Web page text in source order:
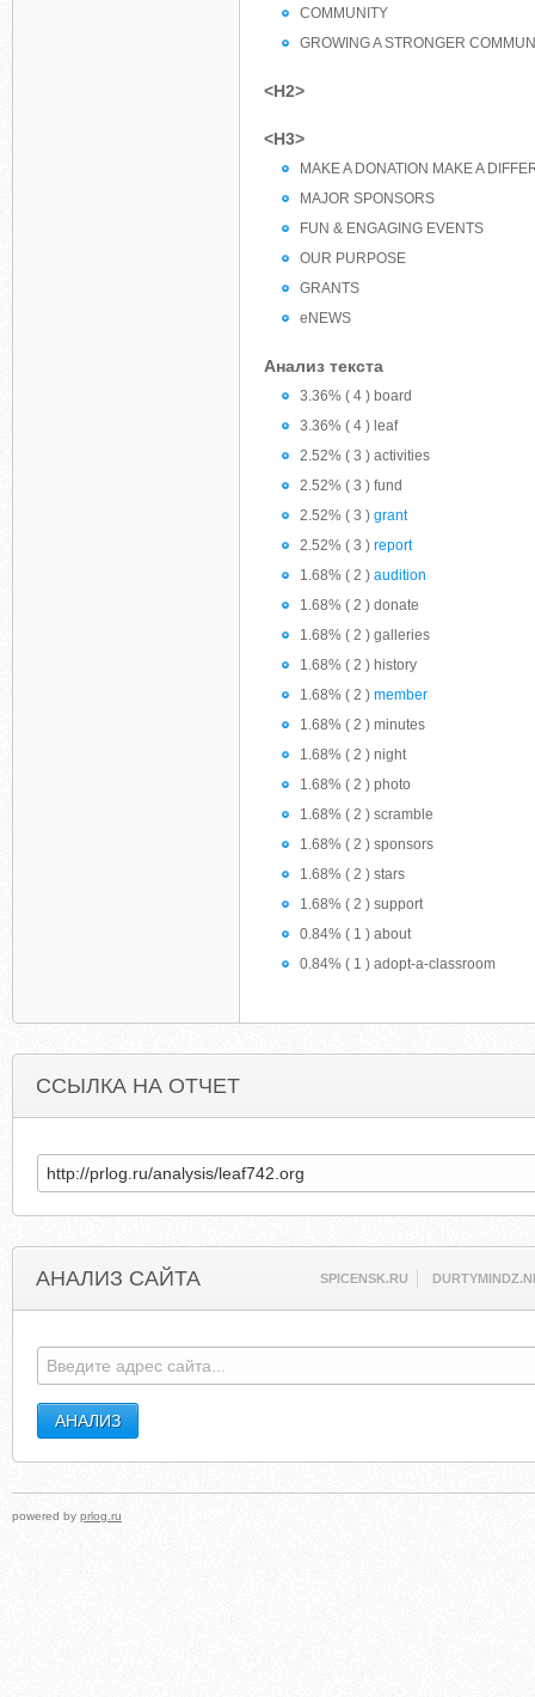
COMMUNITY
GROWING A STRONGER
<H2>
<H3>
MAKE A DONATION MAKE A
MAJOR SPONSORS
FUN & ENGAGING EVENTS
OUR PURPOSE
GRANTS
eNEWS
Анализ текста
3.36% ( 4 ) board
3.36% ( 4 ) leaf
2.52% ( 3 ) activities
2.52% ( 3 ) fund
2.52% ( 3 ) grant
2.52% ( 3 ) report
1.68% ( 2 ) audition
1.68% ( 2 ) donate
1.68% ( 2 ) galleries
1.68% ( 2 ) history
1.68% ( 2 ) member
1.68% ( 2 ) minutes
1.68% ( 2 ) night
1.68% ( 2 ) photo
1.68% ( 2 ) scramble
1.68% ( 2 ) sponsors
1.68% ( 2 ) stars
1.68% ( 2 ) support
0.84% ( 1 ) about
0.84% ( 1 ) adopt-a-classroom
ССЫЛКА НА ОТЧЕТ
АНАЛИЗ САЙТА SPICENSK.RU
powered by prlog.ru